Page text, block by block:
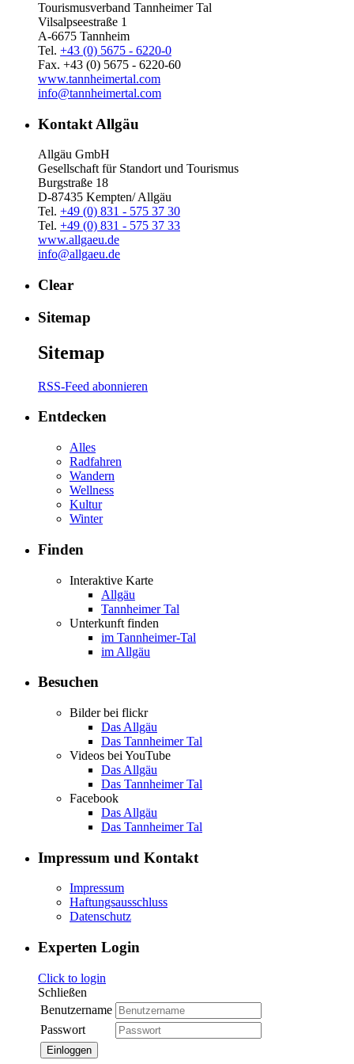
Tourismusverband Tannheimer Tal
Vilsalpseestraße 1
A-6675 Tannheim
Tel. +43 (0) 5675 - 6220-0
Fax. +43 (0) 5675 - 6220-60
www.tannheimertal.com
info@tannheimertal.com
Kontakt Allgäu
Allgäu GmbH
Gesellschaft für Standort und Tourismus
Burgstraße 18
D-87435 Kempten/ Allgäu
Tel. +49 (0) 831 - 575 37 30
Tel. +49 (0) 831 - 575 37 33
www.allgaeu.de
info@allgaeu.de
Clear
Sitemap
Sitemap
RSS-Feed abonnieren
Entdecken
Alles
Radfahren
Wandern
Wellness
Kultur
Winter
Finden
Interaktive Karte
Allgäu
Tannheimer Tal
Unterkunft finden
im Tannheimer-Tal
im Allgäu
Besuchen
Bilder bei flickr
Das Allgäu
Das Tannheimer Tal
Videos bei YouTube
Das Allgäu
Das Tannheimer Tal
Facebook
Das Allgäu
Das Tannheimer Tal
Impressum und Kontakt
Impressum
Haftungsausschluss
Datenschutz
Experten Login
Click to login
Schließen
Benutzername
Passwort
Einloggen